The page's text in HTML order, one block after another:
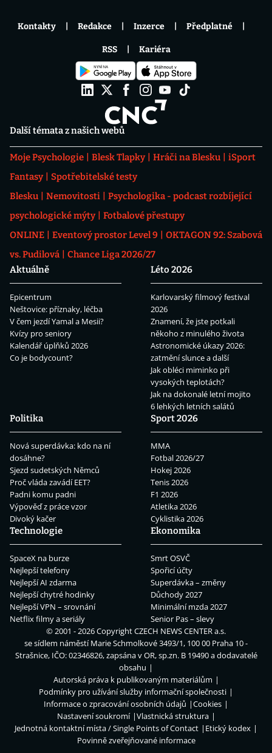
Další témata z našich webů
Moje Psychologie Blesk Tlapky Hráči na Blesku
iSport
Fantasy
Spotřebitelské testy
Blesku
Nemovitosti
Psychologika - podcast rozbíjející
psychologické mýty
Fotbalové přestupy
ONLINE
Eventový prostor Level 9
OKTAGON 92: Szabová
vs. Pudilová
Chance Liga 2026/27
Aktuálně
Epicentrum
Neštovice: příznaky, léčba
V čem jezdí Yamal a Mesii?
Kvízy pro seniory
Kalendář úplňků 2026
Co je bodycount?
Léto 2026
Karlovarský filmový festival
2026
Znamení, že jste potkali
někoho z minulého života
Astronomické úkazy 2026:
zatmění slunce a další
Jak obléci miminko při
vysokých teplotách?
Jak na dokonalé letní mojito
6 lehkých letních salátů
Politika
Nová superdávka: kdo na ní
dosáhne?
Sjezd sudetských Němců
Proč vláda zavádí EET?
Padni komu padni
Výpověď z práce vzor
Divoký kačer
Sport 2026
MMA
Fotbal 2026/27
Hokej 2026
Tenis 2026
F1 2026
Atletika 2026
Cyklistika 2026
Technologie
SpaceX na burze
Nejlepší telefony
Nejlepší AI zdarma
Nejlepší chytré hodinky
Nejlepší VPN – srovnání
Netflix filmy a seriály
Ekonomika
Smrt OSVČ
Spořicí účty
Superdávka – změny
Důchody 2027
Minimální mzda 2027
Senior Pas – slevy
Kontakty Redakce Inzerce Předplatné
RSS Kariéra
© 2001 - 2026 CopyrightCZECH NEWS CENTER a.s.
se sídlem náměstí Marie Schmolkové 3493/1, 100 00 Praha 10 -
Strašnice, IČO: 02346826, zapsána v OR, sp.zn. B 19490 a dodavatelé
obsahu
Autorská práva k publikovaným materiálům
Podmínky pro užívání služby informační společnosti
Informace o zpracování osobních údajů
Cookies
Nastavení soukromí
Vlastnická struktura
Jednotná kontaktní místa / Single Points of Contact
Etický kodex
Povinně zveřejňované informace